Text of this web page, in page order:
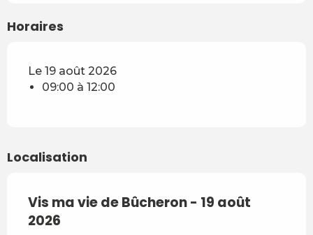
Horaires
Le 19 août 2026
09:00 à 12:00
Localisation
Vis ma vie de Bûcheron - 19 août
2026